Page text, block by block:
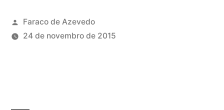
Faraco de Azevedo
24 de novembro de 2015